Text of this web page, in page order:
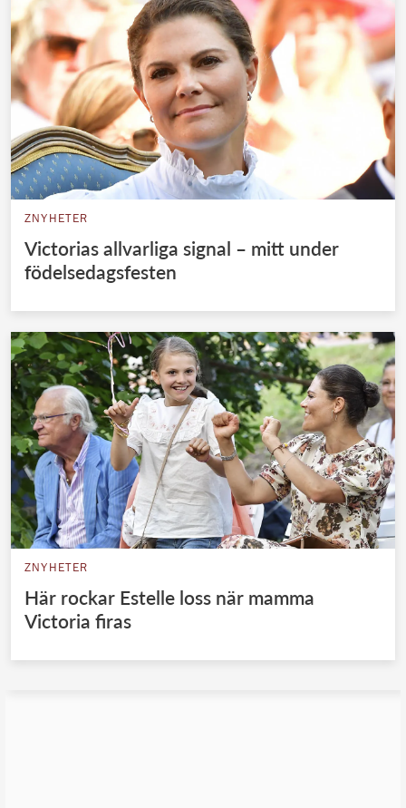
ZNYHETER
Victorias allvarliga signal – mitt under
födelsedagsfesten
ZNYHETER
Här rockar Estelle loss när mamma
Victoria firas